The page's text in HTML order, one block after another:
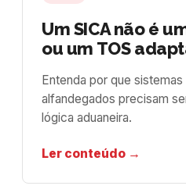
Um SICA não é
ou um TOS
Entenda por que
alfandegados precisam
lógica aduaneira.
Ler conteúdo →